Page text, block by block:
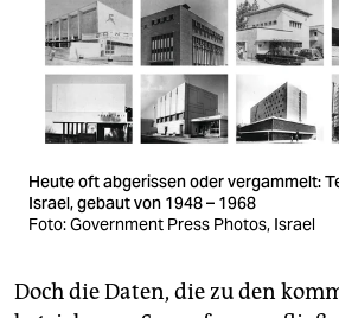
Heute oft abgerissen oder vergammelt:
Israel, gebaut von 1948 – 1968
Foto: Government Press Photos, Israel
Doch die Daten, die zu den